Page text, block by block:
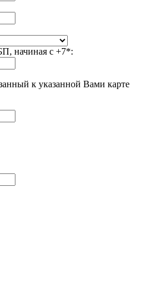
начиная с +7*:
к указанной Вами карте